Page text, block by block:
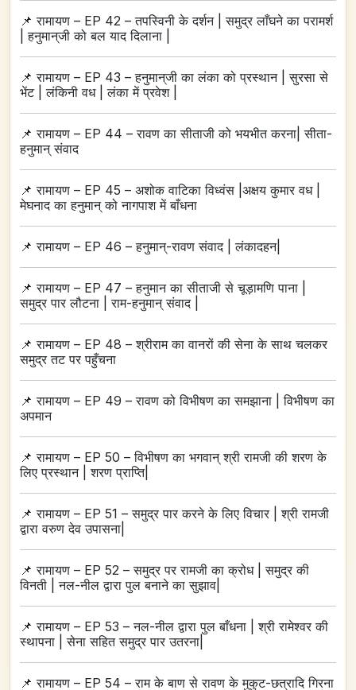
📌रामायण – EP 42 – तपस्विनी के दर्शन | समुद्र लाँघने का परामर्श
| हनुमान्‌जी को बल याद दिलाना |
📌रामायण – EP 43 – हनुमान्‌जी का लंका को प्रस्थान | सुरसा से
भेंट | लंकिनी वध | लंका में प्रवेश |
📌रामायण – EP 44 – रावण का सीताजी को भयभीत करना| सीता-
हनुमान्‌ संवाद
📌रामायण – EP 45 – अशोक वाटिका विध्वंस |अक्षय कुमार वध |
मेघनाद का हनुमान्‌ को नागपाश में बाँधना
📌रामायण – EP 46 – हनुमान्‌-रावण संवाद | लंकादहन|
📌रामायण – EP 47 – हनुमान का सीताजी से चूड़ामणि पाना |
समुद्र पार लौटना | राम-हनुमान्‌ संवाद |
📌रामायण – EP 48 – श्रीराम का वानरों की सेना के साथ चलकर
समुद्र तट पर पहुँचना
📌रामायण – EP 49 – रावण को विभीषण का समझाना | विभीषण का
अपमान
📌रामायण – EP 50 – विभीषण का भगवान्‌ श्री रामजी की शरण के
लिए प्रस्थान | शरण प्राप्ति|
📌रामायण – EP 51 – समुद्र पार करने के लिए विचार | श्री रामजी
द्वारा वरुण देव उपासना|
📌रामायण – EP 52 – समुद्र पर रामजी का क्रोध | समुद्र की
विनती | नल-नील द्वारा पुल बनाने का सुझाव|
📌रामायण – EP 53 – नल-नील द्वारा पुल बाँधना | श्री रामेश्वर की
स्थापना | सेना सहित समुद्र पार उतरना|
📌रामायण – EP 54 – राम के बाण से रावण के मुकुट-छत्रादि गिरना